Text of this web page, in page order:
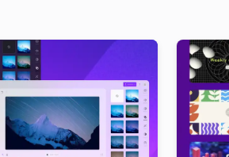
Жүйеге кіру
қолданып көру